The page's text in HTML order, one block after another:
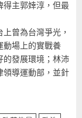
得主郭婞淳，但最
曾為台灣爭光，
動場上的實戰養
的發展環境；林沛
領導運動部，並針